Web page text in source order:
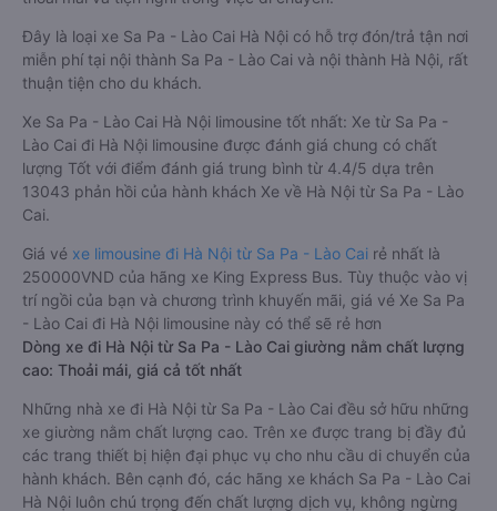
Đây là loại xe Sa Pa - Lào Cai Hà Nội có hỗ trợ đón/trả tận nơi
miễn phí tại nội thành Sa Pa - Lào Cai và nội thành Hà Nội, rất
thuận tiện cho du khách.
Xe Sa Pa - Lào Cai Hà Nội limousine tốt nhất: Xe từ Sa Pa -
Lào Cai đi Hà Nội limousine được đánh giá chung có chất
lượng Tốt với điểm đánh giá trung bình từ 4.4/5 dựa trên
13043 phản hồi của hành khách Xe về Hà Nội từ Sa Pa - Lào
Cai.
Giá vé xe limousine đi Hà Nội từ Sa Pa - Lào Cai rẻ nhất là
250000VND của hãng xe King Express Bus. Tùy thuộc vào vị
trí ngồi của bạn và chương trình khuyến mãi, giá vé Xe Sa Pa
- Lào Cai đi Hà Nội limousine này có thể sẽ rẻ hơn
Dòng xe đi Hà Nội từ Sa Pa - Lào Cai giường nằm chất lượng
cao: Thoải mái, giá cả tốt nhất
Những nhà xe đi Hà Nội từ Sa Pa - Lào Cai đều sở hữu những
xe giường nằm chất lượng cao. Trên xe được trang bị đầy đủ
các trang thiết bị hiện đại phục vụ cho nhu cầu di chuyển của
hành khách. Bên cạnh đó, các hãng xe khách Sa Pa - Lào Cai
Hà Nội luôn chú trọng đến chất lượng dịch vụ, không ngừng